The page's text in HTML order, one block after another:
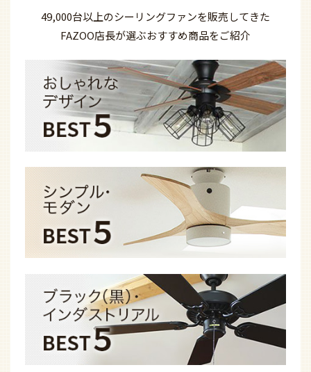
49,000台以上のシーリングファンを販売してきた
FAZOO店長が選ぶおすすめ商品をご紹介